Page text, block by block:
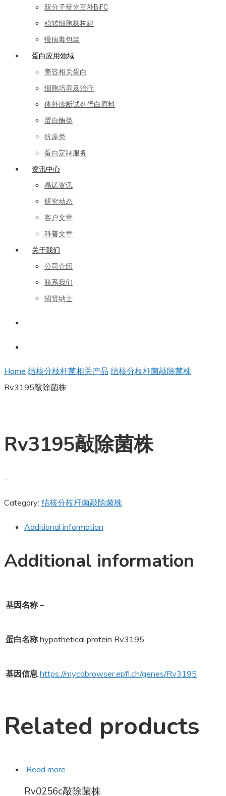
双分子荧光互补BiFC
稳转细胞株构建
慢病毒包装
蛋白应用领域
美容相关蛋白
细胞培养及治疗
体外诊断试剂蛋白原料
蛋白酶类
抗原类
蛋白定制服务
资讯中心
晶诺资讯
研究动态
客户文章
科普文章
关于我们
公司介绍
联系我们
招贤纳士
Home 结核分枝杆菌相关产品 结核分枝杆菌敲除菌株
Rv3195敲除菌株
Rv3195敲除菌株
–
Category: 结核分枝杆菌敲除菌株
Additional information
Additional information
基因名称 –
蛋白名称 hypothetical protein Rv3195
基因信息 https://mycobrowser.epfl.ch/genes/Rv3195
Related products
Read more
Rv0256c敲除菌株